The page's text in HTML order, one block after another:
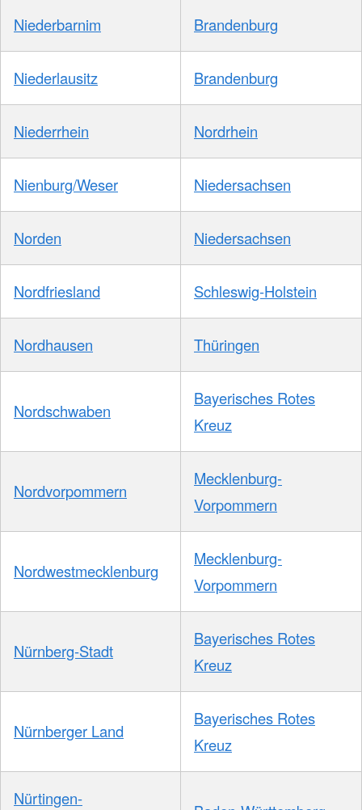
Niederbarnim Brandenburg
Niederlausitz Brandenburg
Niederrhein Nordrhein
Nienburg/Weser Niedersachsen
Norden Niedersachsen
Nordfriesland Schleswig-Holstein
Nordhausen Thüringen
Nordschwaben
Bayerisches Rotes
Kreuz
Nordvorpommern
Mecklenburg-
Vorpommern
Nordwestmecklenburg
Mecklenburg-
Vorpommern
Nürnberg-Stadt
Bayerisches Rotes
Kreuz
Nürnberger Land
Bayerisches Rotes
Kreuz
Nürtingen-